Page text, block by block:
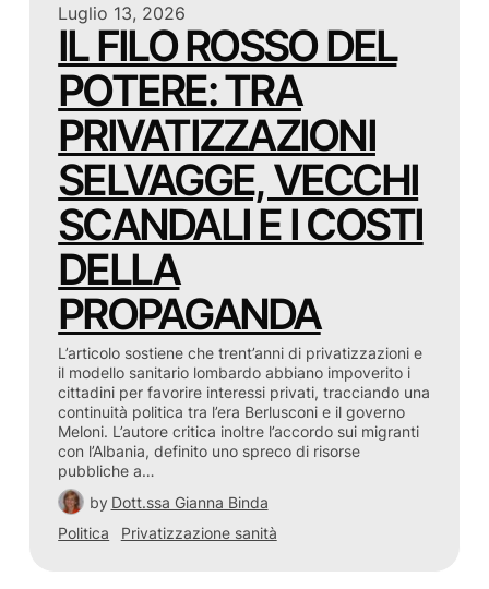
Luglio 13, 2026
IL FILO ROSSO DEL
POTERE: TRA
PRIVATIZZAZIONI
SELVAGGE, VECCHI
SCANDALI E I COSTI
DELLA
PROPAGANDA
L’articolo sostiene che trent’anni di privatizzazioni e
il modello sanitario lombardo abbiano impoverito i
cittadini per favorire interessi privati, tracciando una
continuità politica tra l’era Berlusconi e il governo
Meloni. L’autore critica inoltre l’accordo sui migranti
con l’Albania, definito uno spreco di risorse
pubbliche a…
by Dott.ssa Gianna Binda
Politica
Privatizzazione sanità